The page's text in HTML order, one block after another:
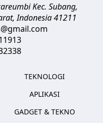
Kec. Subang,
,Indonesia41211
TEKNOLOGI
APLIKASI
GADGET & TEKNO